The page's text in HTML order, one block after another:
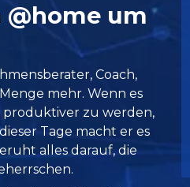
um
Coach,
mehr. Wenn es
produktiver zu werden,
Tage macht er es
alles darauf, die